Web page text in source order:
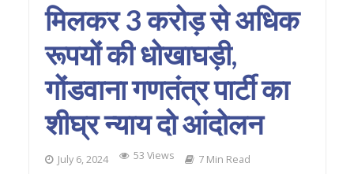
मिलकर 3 करोड़ से अधिक
रूपयों की धोखाघड़ी,
गोंडवाना गणतंत्र पार्टी का
शीघ्र न्याय दो आंदोलन
July 6, 2024 53 Views 7 Min Read